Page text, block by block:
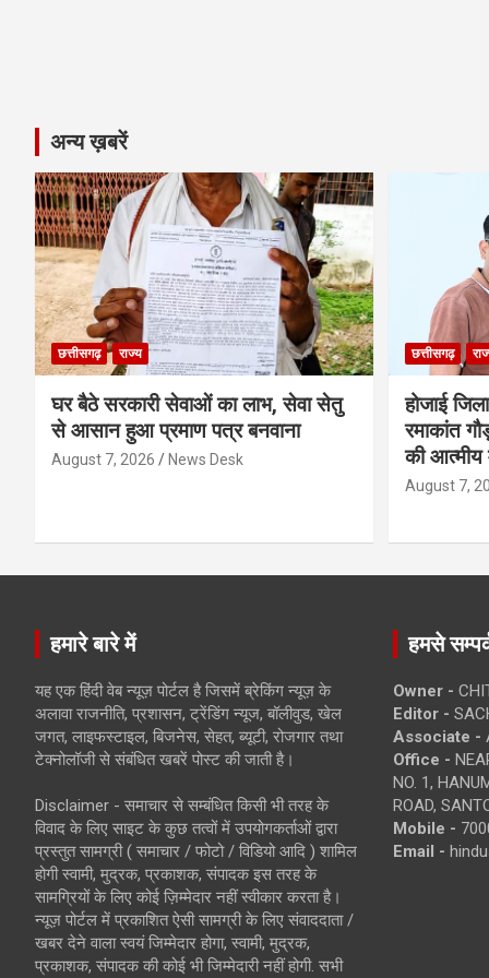
अन्य ख़बरें
छत्तीसगढ़ राज्य
घर बैठे सरकारी सेवाओं का लाभ, सेवा सेतु
से आसान हुआ प्रमाण पत्र बनवाना
August 7, 2026 News Desk
छत्तीसगढ़
होजाई
रमाकांत
की आत्मीय
August 7,
हमारे बारे में
यह एक हिंदी वेब न्यूज़ पोर्टल है जिसमें ब्रेकिंग न्यूज़ के
अलावा राजनीति, प्रशासन, ट्रेंडिंग न्यूज, बॉलीवुड, खेल
जगत, लाइफस्टाइल, बिजनेस, सेहत, ब्यूटी, रोजगार तथा
टेक्नोलॉजी से संबंधित खबरें पोस्ट की जाती है।
Disclaimer - समाचार से सम्बंधित किसी भी तरह के
विवाद के लिए साइट के कुछ तत्वों में उपयोगकर्ताओं द्वारा
प्रस्तुत सामग्री ( समाचार / फोटो / विडियो आदि ) शामिल
होगी स्वामी, मुद्रक, प्रकाशक, संपादक इस तरह के
सामग्रियों के लिए कोई ज़िम्मेदार नहीं स्वीकार करता है।
न्यूज़ पोर्टल में प्रकाशित ऐसी सामग्री के लिए संवाददाता /
खबर देने वाला स्वयं जिम्मेदार होगा, स्वामी, मुद्रक,
प्रकाशक, संपादक की कोई भी जिम्मेदारी नहीं होगी. सभी
हमसे
Owner -
Editor -
Associate -
Office -
NO. 1,
ROAD,
Mobile -
Email -